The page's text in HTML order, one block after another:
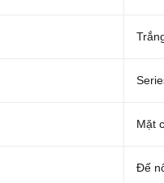
Mặt
Đế